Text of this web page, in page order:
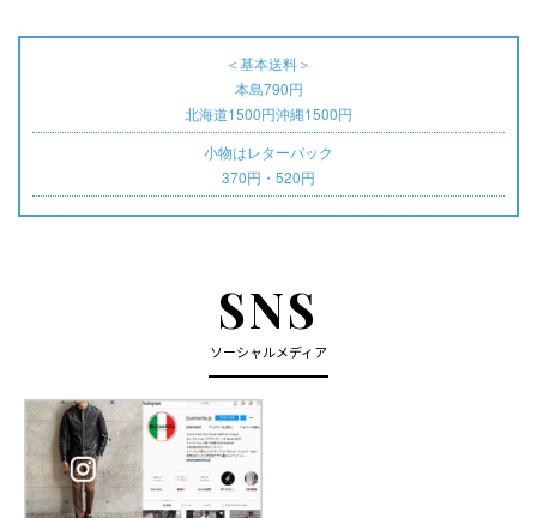
＜基本送料＞
本島790円
北海道1500円沖縄1500円
小物はレターパック
370円・520円
SNS
ソーシャルメディア